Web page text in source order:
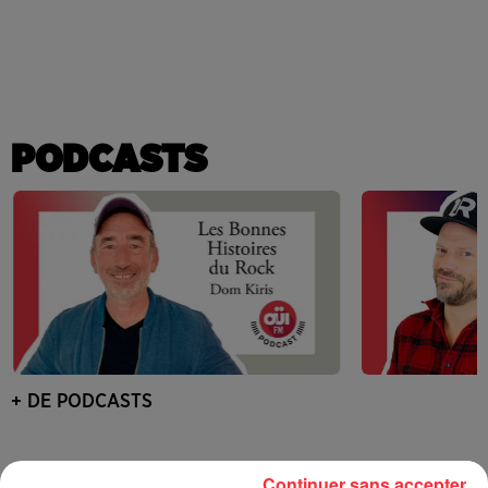
PODCASTS
+ DE PODCASTS